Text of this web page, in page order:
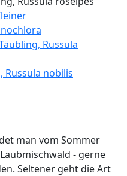
Russula
Russula nobilis
man vom Sommer
- gerne
Seltener geht die Art